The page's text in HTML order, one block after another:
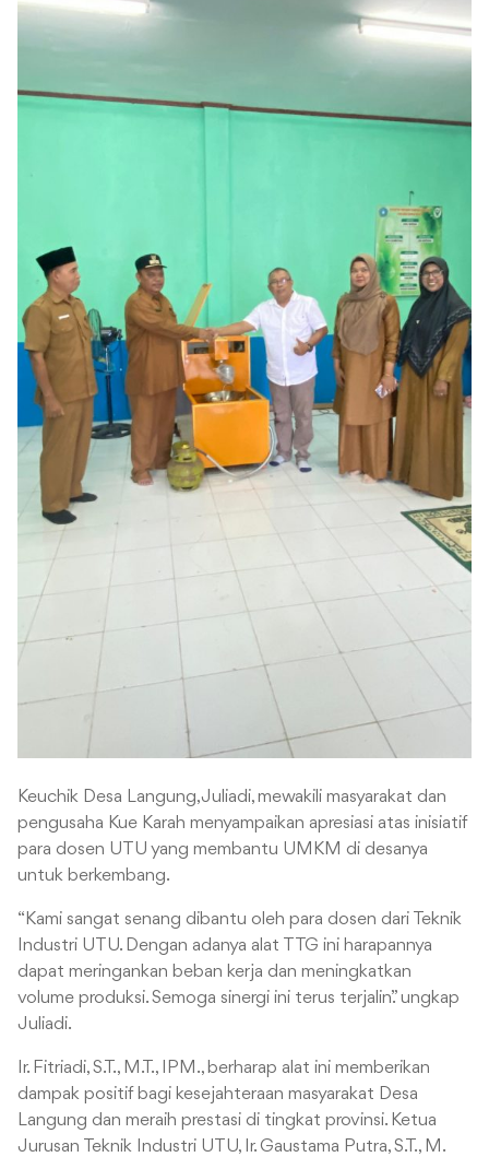
Keuchik Desa Langung, Juliadi, mewakili masyarakat dan
pengusaha Kue Karah menyampaikan apresiasi atas inisiatif
para dosen UTU yang membantu UMKM di desanya
untuk berkembang.
“Kami sangat senang dibantu oleh para dosen dari Teknik
Industri UTU. Dengan adanya alat TTG ini harapannya
dapat meringankan beban kerja dan meningkatkan
volume produksi. Semoga sinergi ini terus terjalin.” ungkap
Juliadi.
Ir. Fitriadi, S.T., M.T., IPM., berharap alat ini memberikan
dampak positif bagi kesejahteraan masyarakat Desa
Langung dan meraih prestasi di tingkat provinsi. Ketua
Jurusan Teknik Industri UTU, Ir. Gaustama Putra, S.T., M.